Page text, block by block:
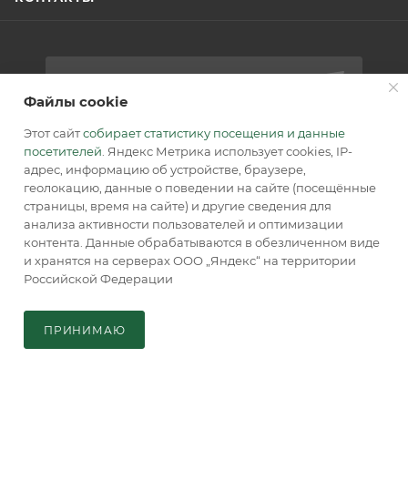
ПОДПИСАТЬСЯ НА РАССЫЛКУ
8 (800) 770-0-415 ЗАКАЗАТЬ ЗВОНОК
info@accordsb.ru
129085, г. Москва, Годовикова ул., д. 9,
стр. 1, пом. 2.2
Адрес для почтовой корреспонденции:
129085, г. Москва, а/я. 64
Файлы cookie
Этот сайтсобирает статистику посещения и данные
посетителей . Яндекс Метрика использует cookies, IP-
адрес, информацию об устройстве, браузере,
геолокацию, данные о поведении на сайте (посещённые
страницы, время на сайте) и другие сведения для
анализа активности пользователей и оптимизации
контента. Данные обрабатываются в обезличенном виде
и хранятся на серверах ООО „Яндекс“ на территории
Российской Федерации
ПРИНИМАЮ
Главная
Кабинет